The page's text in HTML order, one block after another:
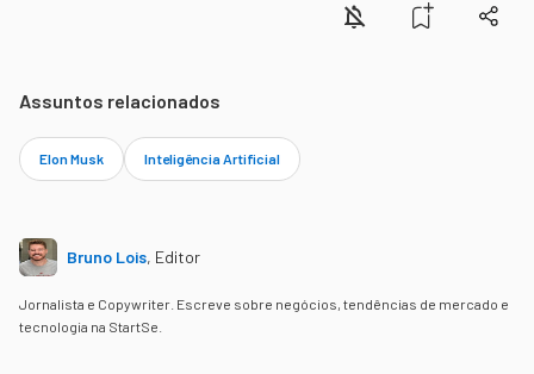
Assuntos relacionados
Elon Musk Inteligência Artificial
Bruno Lois, Editor
Jornalista e Copywriter. Escreve sobre negócios, tendências de mercado e
tecnologia na StartSe.